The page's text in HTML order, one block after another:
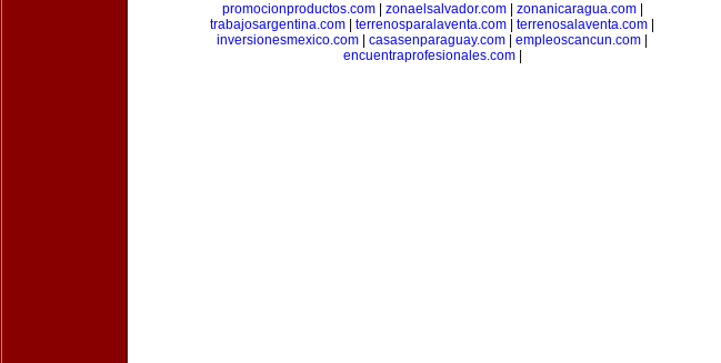
promocionproductos.com| zonaelsalvador.com| zonanicaragua.com|
trabajosargentina.com
terrenosparalaventa.com terrenosalaventa.com
inversionesmexico.com
casasenparaguay.com empleoscancun.com
encuentraprofesionales.com|